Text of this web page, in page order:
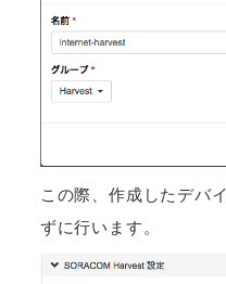
この際、作成したデバ
ずに行います。